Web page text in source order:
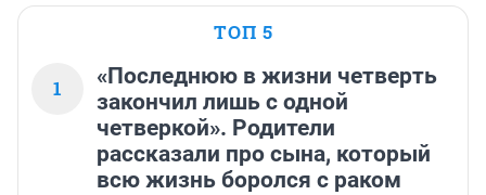
ТОП 5
1
«Последнюю в жизни четверть
закончил лишь с одной
четверкой». Родители
рассказали про сына, который
всю жизнь боролся с раком